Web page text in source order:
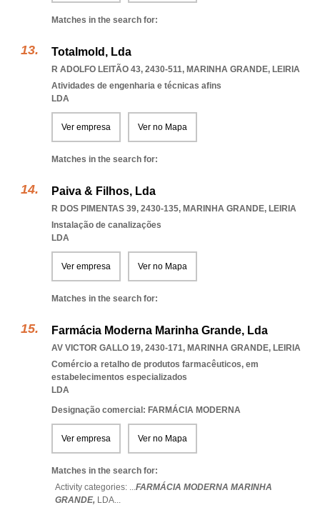
Matches in the search for:
Totalmold, Lda
R ADOLFO LEITÃO 43, 2430-511, MARINHA GRANDE, LEIRIA
Atividades de engenharia e técnicas afins
LDA
Ver empresa Ver no Mapa
Matches in the search for:
Paiva & Filhos, Lda
R DOS PIMENTAS 39, 2430-135, MARINHA GRANDE, LEIRIA
Instalação de canalizações
LDA
Ver empresa Ver no Mapa
Matches in the search for:
Farmácia Moderna Marinha Grande, Lda
AV VICTOR GALLO 19, 2430-171, MARINHA GRANDE, LEIRIA
Comércio a retalho de produtos farmacêuticos, em
estabelecimentos especializados
LDA
Designação comercial: FARMÁCIA MODERNA
Ver empresa Ver no Mapa
Matches in the search for:
Activity categories: ...FARMÁCIA MODERNA MARINHA
GRANDE, LDA...